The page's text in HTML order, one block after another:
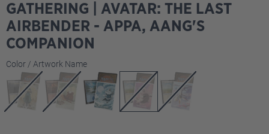
GATHERING | AVATAR: THE LAST
AIRBENDER - APPA, AANG'S
COMPANION
Sélectionnez
Color / Artwork Name